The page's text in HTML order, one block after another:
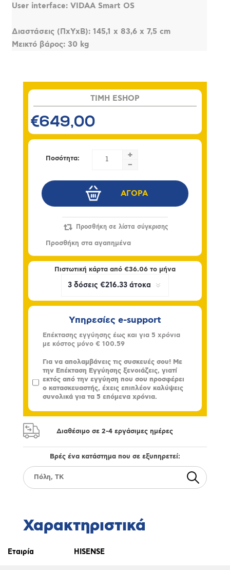
User interface: VIDAA Smart OS
Διαστάσεις (ΠxΥxΒ): 145,1 x 83,6 x 7,5 cm
Μεικτό βάρος: 30 kg
TIMH ESHOP
€649,00
Ποσότητα:
+
-
Πιστωτική κάρτα από €36.06το μήνα
Υπηρεσίες e-support
Επέκτασης εγγύησης έως και για 5 χρόνια
με κόστος μόνο € 100.59
Για να απολαμβάνεις τις συσκευές σου! Με
την Επέκταση Εγγύησης ξενοιάζεις, γιατί
εκτός από την εγγύηση που σου προσφέρει
ο κατασκευαστής, έχεις επιπλέον καλύψεις
συνολικά για τα 5 επόμενα χρόνια.
Διαθέσιμο σε 2-4 εργάσιμες ημέρες
Βρές ένα κατάστημα που σε εξυπηρετεί:
Χαρακτηριστικά
Εταιρία HISENSE